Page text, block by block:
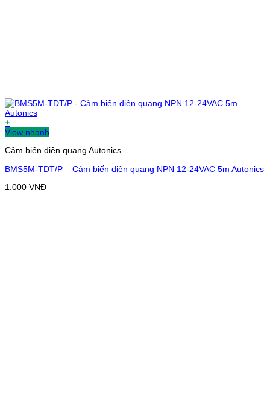
+
View nhanh
Cảm biến điện quang Autonics
BMS5M-TDT/P – Cảm biến điện quang NPN 12-24VAC 5m Autonics
1.000 VNĐ